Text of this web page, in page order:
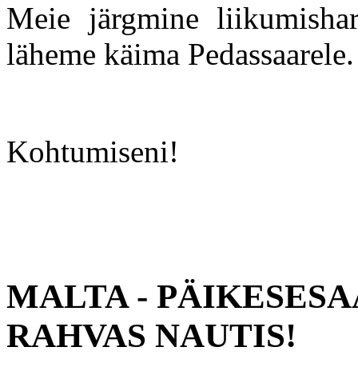
Meie järgmine
läheme käima Pedassaarele.
Kohtumiseni!
MALTA -
RAHVAS NAUTIS!